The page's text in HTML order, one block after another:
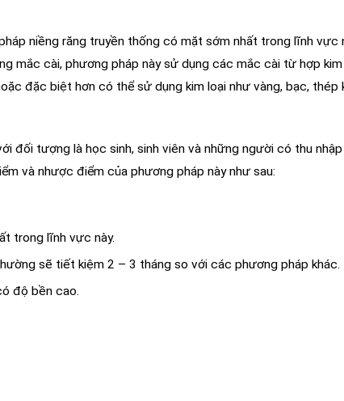
niềng răng truyền thống có mặt sớm nhất trong lĩnh vực
mắc cài, phương pháp này sử dụng các mắc cài từ hợp
đặc biệt hơn có thể sử dụng kim loại như vàng, bạc, thép
đối tượng là học sinh, sinh viên và những người có thu
và nhược điểm của phương pháp này như sau:
trong lĩnh vực này.
sẽ tiết kiệm 2 – 3 tháng so với các phương pháp khác.
độ bền cao.